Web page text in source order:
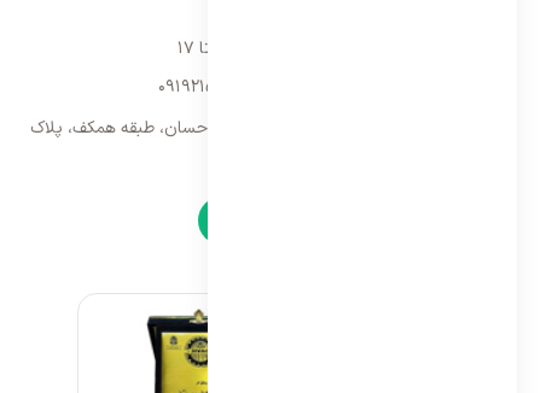
09192157173
تهران، سه راه امین حضور، مجتمع تجاری احسان، طبقه همکف، پلاک